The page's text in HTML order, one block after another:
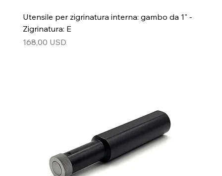
Utensile per zigrinatura interna: gambo da 1" -
Zigrinatura: E
Prezzo
168,00 USD